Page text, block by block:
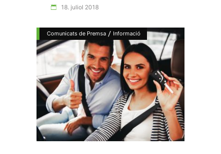
18. juliol 2018
Comunicats de Premsa / Informació